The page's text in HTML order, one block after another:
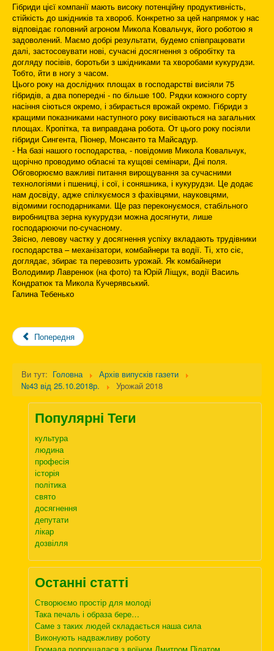
Гібриди цієї компанії мають високу потенційну продуктивність,
стійкість до шкідників та хвороб. Конкретно за цей напрямок у нас
відповідає головний агроном Микола Ковальчук, його роботою я
задоволений. Маємо добрі результати, будемо співпрацювати
далі, застосовувати нові, сучасні досягнення з обробітку та
догляду посівів, боротьби з шкідниками та хворобами кукурудзи.
Тобто, йти в ногу з часом.
Цього року на дослідних площах в господарстві висіяли 75
гібридів, а два попередні - по більше 100. Рядки кожного сорту
насіння сіються окремо, і збирається врожай окремо. Гібриди з
кращими показниками наступного року висіваються на загальних
площах. Кропітка, та виправдана робота. От цього року посіяли
гібриди Сингента, Піонер, Монсанто та Майсадур.
- На базі нашого господарства, - повідомив Микола Ковальчук,
щорічно проводимо обласні та кущові семінари, Дні поля.
Обговорюємо важливі питання вирощування за сучасними
технологіями і пшениці, і сої, і соняшника, і кукурудзи. Це додає
нам досвіду, адже спілкуємося з фахівцями, науковцями,
відомими господарниками. Ще раз переконуємося, стабільного
виробництва зерна кукурудзи можна досягнути, лише
господарюючи по-сучасному.
Звісно, левову частку у досягнення успіху вкладають трудівники
господарства – механізатори, комбайнери та водії. Ті, хто сіє,
доглядає, збирає та перевозить урожай. Як комбайнери
Володимир Лавренюк (на фото) та Юрій Ліщук, водії Василь
Кондратюк та Микола Кучерявський.
Галина Тебенько
Попередня
Ви тут: Головна
Архів випусків газети
№43 від 25.10.2018р.
Урожай 2018
Популярні Теги
культура
людина
професія
історія
політика
свято
досягнення
депутати
лікар
дозвілля
Останні статті
Створюємо простір для молоді
Така печаль і образа бере…
Саме з таких людей складається наша сила
Виконують надважливу роботу